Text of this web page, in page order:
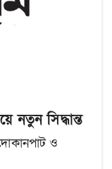
নতুন সিদ্ধান্ত
ও